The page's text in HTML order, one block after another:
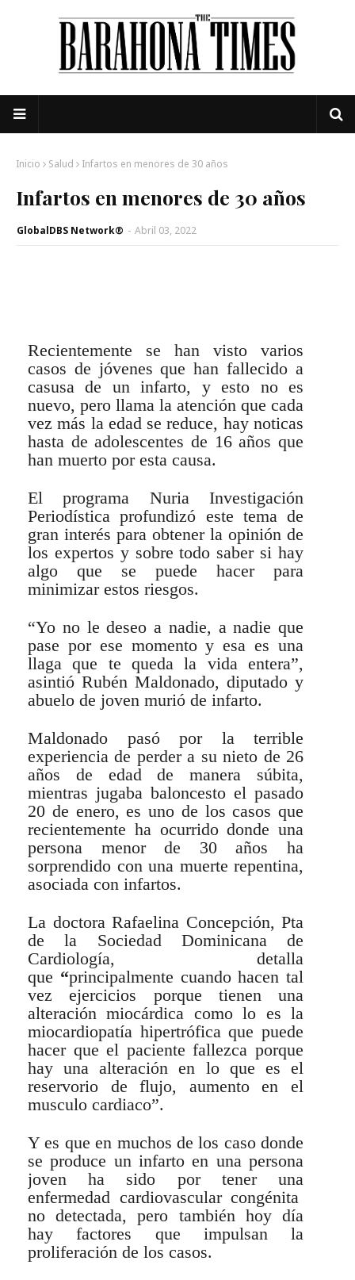
Inicio Salud Infartos en menores de 30 años
Infartos en menores de 30 años
GlobalDBS Network® - Abril 03, 2022
Recientemente se han visto varios
casos de jóvenes que han fallecido a
casusa de un infarto, y esto no es
nuevo, pero llama la atención que cada
vez más la edad se reduce, hay noticas
hasta de adolescentes de 16 años que
han muerto por esta causa.
El programa Nuria Investigación
Periodística profundizó este tema de
gran interés para obtener la opinión de
los expertos y sobre todo saber si hay
algo que se puede hacer para
minimizar estos riesgos.
“Yo no le deseo a nadie, a nadie que
pase por ese momento y esa es una
llaga que te queda la vida entera”,
asintió Rubén Maldonado, diputado y
abuelo de joven murió de infarto.
Maldonado pasó por la terrible
experiencia de perder a su nieto de 26
años de edad de manera súbita,
mientras jugaba baloncesto el pasado
20 de enero, es uno de los casos que
recientemente ha ocurrido donde una
persona menor de 30 años ha
sorprendido con una muerte repentina,
asociada con infartos.
La doctora Rafaelina Concepción, Pta
de la Sociedad Dominicana de
Cardiología, detalla
que “principalmente cuando hacen tal
vez ejercicios porque tienen una
alteración miocárdica como lo es la
miocardiopatía hipertrófica que puede
hacer que el paciente fallezca porque
hay una alteración en lo que es el
reservorio de flujo, aumento en el
musculo cardiaco”.
Y es que en muchos de los caso donde
se produce un infarto en una persona
joven ha sido por tener una
enfermedad cardiovascular congénita
no detectada, pero también hoy día
hay factores que impulsan la
proliferación de los casos.